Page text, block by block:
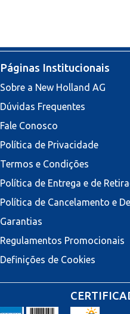
Páginas Institucionais
Sobre a New Holland AG
Dúvidas Frequentes
Fale Conosco
Política de Privacidade
Termos e Condições
Política de Entrega e de
Política de Cancelamento e
Garantias
Regulamentos Promocionais
Definições de Cookies